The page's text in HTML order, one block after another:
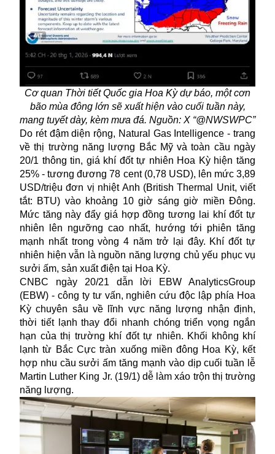
Cơ quan Thời tiết Quốc gia Hoa Kỳ dự báo, một cơn
bão mùa đông lớn sẽ xuất hiện vào cuối tuần này,
mang tuyết dày, kèm mưa đá. Nguồn: X “@NWSWPC”
Do rét đậm diện rộng, Natural Gas Intelligence - trang
về thị trường năng lượng Bắc Mỹ và toàn cầu ngày
20/1 thông tin, giá khí đốt tự nhiên Hoa Kỳhiện tăng
25% - tương đương 78 cent (0,78 USD), lên mức 3,89
USD/triệu đơn vị nhiệt Anh (British Thermal Unit, viết
tắt: BTU) vào khoảng 10 giờ sáng giờ miền Đông.
Mức tăng này đẩy giá hợp đồng tương lai khí đốt tự
nhiên lên ngưỡng cao nhất, hướng tới phiên tăng
mạnh nhất trong vòng 4 năm trở lại đây. Khí đốt tự
nhiên hiện vẫn là nguồn năng lượng chủ yếu phục vụ
sưởi ấm, sản xuất điện tại Hoa Kỳ.
CNBC ngày 20/21 dẫn lời EBW AnalyticsGroup
(EBW) - công ty tư vấn, nghiên cứu độc lập phía Hoa
Kỳ chuyên sâu về lĩnh vực năng lượng nhận định,
thời tiết lạnh thay đổi nhanh chóng triển vọng ngắn
hạn của thị trường khí đốt tự nhiên. Khối không khí
lạnh từ Bắc Cực tràn xuống miền đông Hoa Kỳ, kết
hợp nhu cầu sưởi ấm tăng mạnh vào dịp cuối tuần lễ
Martin Luther King Jr. (19/1) dễ làm xáo trộn thị trường
năng lượng.